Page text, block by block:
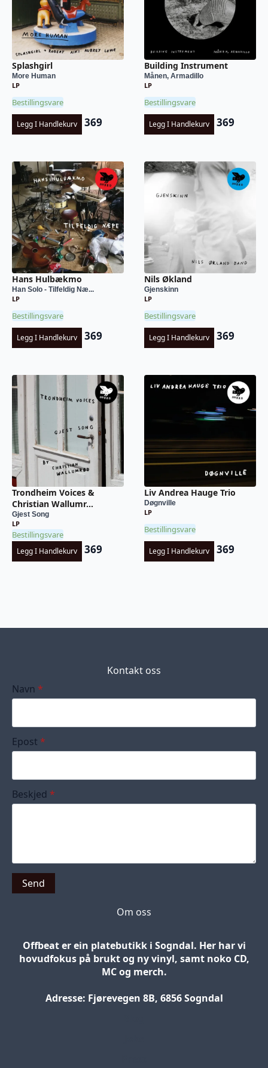
Splashgirl
More Human
LP
Bestillingsvare
Legg I Handlekurv 369
Building Instrument
Månen, Armadillo
LP
Bestillingsvare
Legg I Handlekurv 369
Hans Hulbækmo
Han Solo - Tilfeldig Næ...
LP
Bestillingsvare
Legg I Handlekurv 369
Nils Økland
Gjenskinn
LP
Bestillingsvare
Legg I Handlekurv 369
Trondheim Voices &
Christian Wallumr...
Gjest Song
LP
Bestillingsvare
Legg I Handlekurv 369
Liv Andrea Hauge Trio
Døgnville
LP
Bestillingsvare
Legg I Handlekurv 369
Kontakt oss
Navn *
Epost *
Beskjed *
Send
Om oss
Offbeat er ein platebutikk i Sogndal. Her har vi
hovudfokus på brukt og ny vinyl, samt noko CD,
MC og merch.
Adresse: Fjørevegen 8B, 6856 Sogndal